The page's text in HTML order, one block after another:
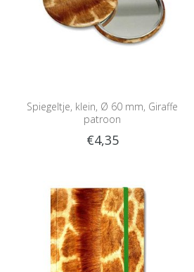
Spiegeltje, klein, Ø 60 mm, Giraffe
patroon
€4,35